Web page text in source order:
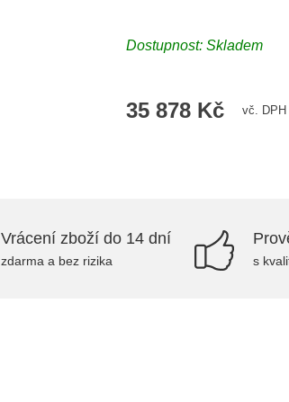
Dostupnost:Skladem
35 878 Kč vč. DPH
Vrácení zboží do 14 dní
zdarma a bez rizika s